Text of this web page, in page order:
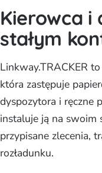
Kierowca i
stałym
Linkway.TRACKER
która zastępuje
dyspozytora i ręczne
instaluje ją na swoim
przypisane zlecenia,
rozładunku.